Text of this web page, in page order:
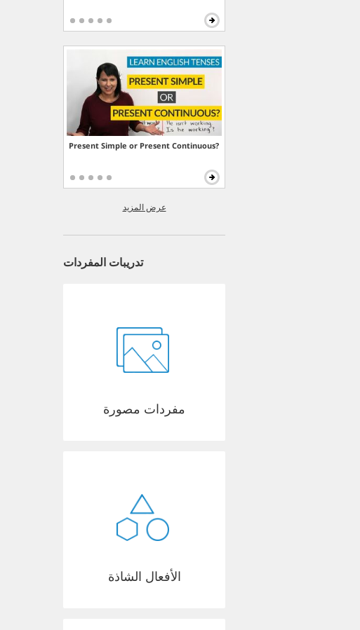
Present Simple or Present Continuous?
عرض المزيد
تدريبات المفردات
مفردات مصورة
الأفعال الشاذة